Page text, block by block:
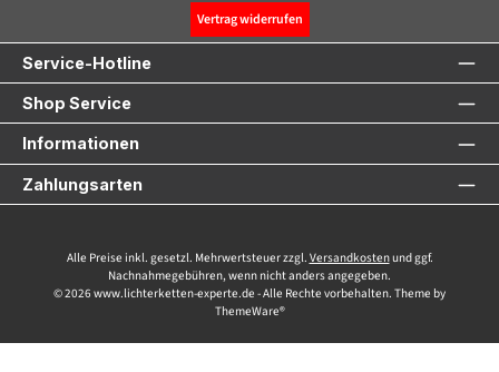
Vertrag widerrufen
Service-Hotline
Shop Service
Informationen
Zahlungsarten
Alle Preise inkl. gesetzl. Mehrwertsteuer zzgl. Versandkostenund ggf.
Nachnahmegebühren, wenn nicht anders angegeben.
© 2026 www.lichterketten-experte.de - Alle Rechte vorbehalten. Theme by
ThemeWare®